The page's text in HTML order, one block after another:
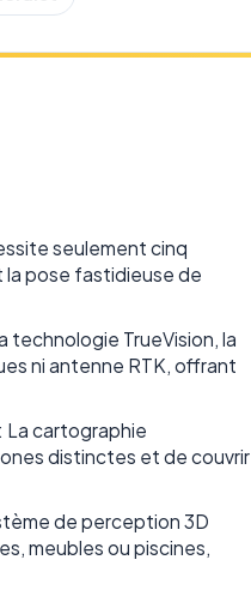
seulement cinq
la pose fastidieuse de
technologie TrueVision, la
ni antenne RTK, offrant
: La cartographie
distinctes et de couvrir
de perception 3D
meubles ou piscines,